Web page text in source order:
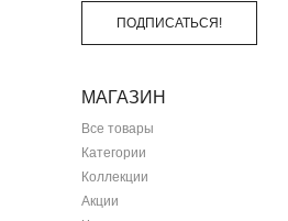
ПОДПИСАТЬСЯ!
МАГАЗИН
Все товары
Категории
Коллекции
Акции